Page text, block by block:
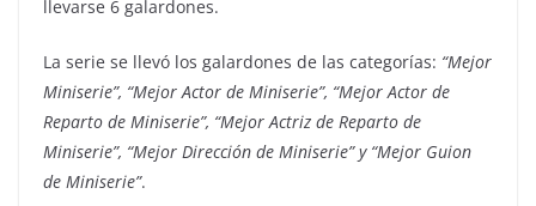
llevarse 6 galardones.
La serie se llevó los galardones de las categorías: “Mejor
Miniserie”, “Mejor Actor de Miniserie”, “Mejor Actor de
Reparto de Miniserie”, “Mejor Actriz de Reparto de
Miniserie”, “Mejor Dirección de Miniserie” y “Mejor Guion
de Miniserie”.